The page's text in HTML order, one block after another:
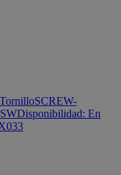
TornilloSCREW-
Disponibilidad: En